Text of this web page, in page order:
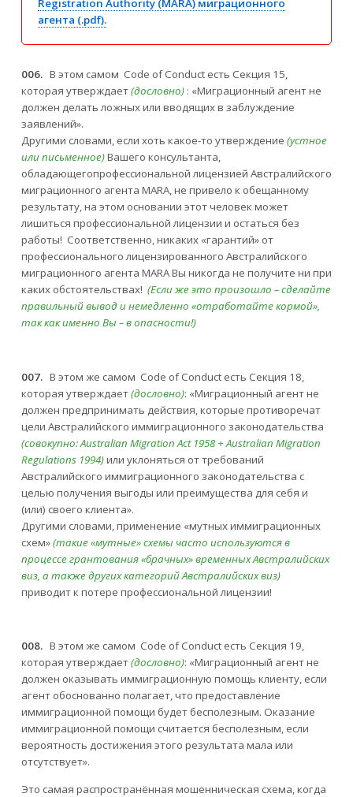
Registration Authority (MARA) миграционного
агента (.pdf).
006.В этом самом Code of Conduct есть Секция 15,
которая утверждает(дословно): «Миграционный агент не
должен делать ложных или вводящих в заблуждение
заявлений».
Другими словами, если хоть какое-то утверждение (устное
или письменное)Вашего консультанта,
обладающегопрофессиональной лицензией Австралийского
миграционного агента MARA, не привело к обещанному
результату, на этом основании этот человек может
лишиться профессиональной лицензии и остаться без
работы! Соответственно, никаких «гарантий» от
профессионального лицензированного Австралийского
миграционного агента MARA Вы никогда не получите ни при
каких обстоятельствах! (Если же это произошло – сделайте
правильный вывод и немедленно «отработайте кормой»,
так как именно Вы – в опасности!)
007.В этом же самом Code of Conduct есть Секция 18,
которая утверждает(дословно): «Миграционный агент не
должен предпринимать действия, которые противоречат
цели Австралийского иммиграционного законодательства
(совокупно: Australian Migration Act 1958 + Australian Migration
Regulations 1994)или уклоняться от требований
Австралийского иммиграционного законодательства с
целью получения выгоды или преимущества для себя и
(или) своего клиента».
Другими словами, применение «мутных иммиграционных
схем»(такие «мутные» схемы часто используются в
процессе грантования «брачных» временных Австралийских
виз, а также других категорий Австралийских виз)
приводит к потере профессиональной лицензии!
008.В этом же самом Code of Conduct есть Секция 19,
которая утверждает(дословно): «Миграционный агент не
должен оказывать иммиграционную помощь клиенту, если
агент обоснованно полагает, что предоставление
иммиграционной помощи будет бесполезным. Оказание
иммиграционной помощи считается бесполезным, если
вероятность достижения этого результата мала или
отсутствует».
Это самая распространённая мошенническая схема, когда